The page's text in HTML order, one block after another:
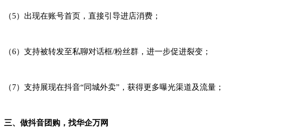
（5）出现在账号首页，直接引导进店消费；
（6）支持被转发至私聊对话框/粉丝群，进一步促进裂变；
（7）支持展现在抖音“同城外卖” ，获得更多曝光渠道及流量；
三、做抖音团购，找华企万网